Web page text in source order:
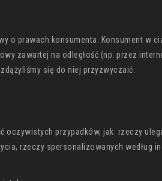
o prawach konsumenta. Konsument w
zawartej na odległość (np. przez
się do niej przyzwyczaić.
oczywistych przypadków, jak: rzeczy
rzeczy spersonalizowanych według